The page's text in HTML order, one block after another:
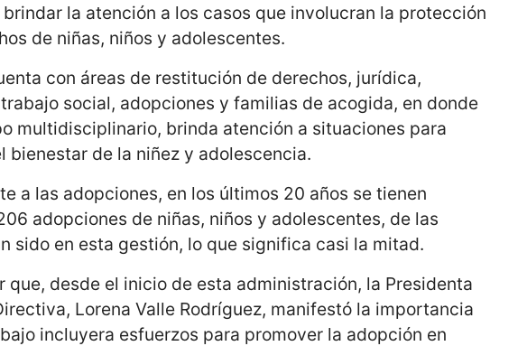
la atención a los casos que involucran la protección
de niñas, niños y adolescentes.
con áreas de restitución de derechos, jurídica,
social, adopciones y familias de acogida, en donde
multidisciplinario, brinda atención a situaciones para
bienestar de la niñez y adolescencia.
a las adopciones, en los últimos 20 años se tienen
adopciones de niñas, niños y adolescentes, de las
sido en esta gestión, lo que significa casi la mitad.
que, desde el inicio de esta administración, la Presidenta
Lorena Valle Rodríguez, manifestó la importancia
incluyera esfuerzos para promover la adopción en